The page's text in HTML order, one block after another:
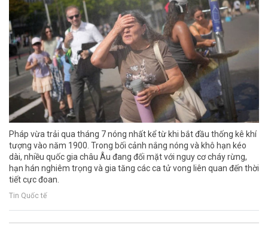
Pháp vừa trải qua tháng 7 nóng nhất kể từ khi bắt đầu thống kê khí
tượng vào năm 1900. Trong bối cảnh nắng nóng và khô hạn kéo
dài, nhiều quốc gia châu Âu đang đối mặt với nguy cơ cháy rừng,
hạn hán nghiêm trọng và gia tăng các ca tử vong liên quan đến thời
tiết cực đoan.
Tin Quốc tế